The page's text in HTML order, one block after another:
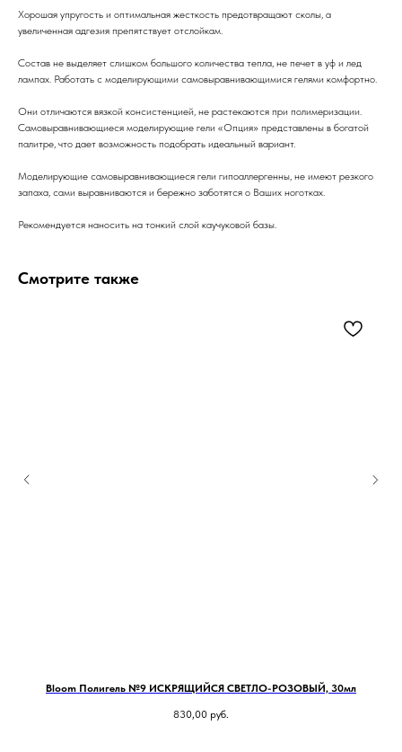
Хорошая упругость и оптимальная жесткость предотвращают сколы, а
увеличенная адгезия препятствует отслойкам.
Состав не выделяет слишком большого количества тепла, не печет в уф и лед
лампах. Работать с моделирующими самовыравнивающимися гелями комфортно.
Они отличаются вязкой консистенцией, не растекаются при полимеризации.
Самовыравнивающиеся моделирующие гели «Опция» представлены в богатой
палитре, что дает возможность подобрать идеальный вариант.
Моделирующие самовыравнивающиеся гели гипоаллергенны, не имеют резкого
запаха, сами выравниваются и бережно заботятся о Ваших ноготках.
Рекомендуется наносить на тонкий слой каучуковой базы.
Смотрите также
Bloom Полигель №9 ИСКРЯЩИЙСЯ СВЕТЛО-РОЗОВЫЙ, 30мл
830,00 руб.